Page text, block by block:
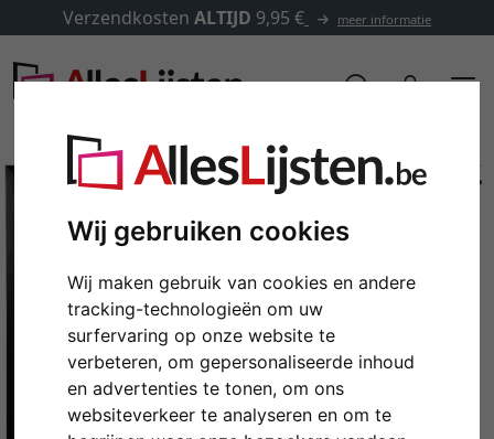
Wij gebruiken cookies
Wij maken gebruik van cookies en andere
tracking-technologieën om uw
surfervaring op onze website te
verbeteren, om gepersonaliseerde inhoud
en advertenties te tonen, om ons
websiteverkeer te analyseren en om te
Verzendkosten ALTIJD 9,95 € meer informatie
Terug